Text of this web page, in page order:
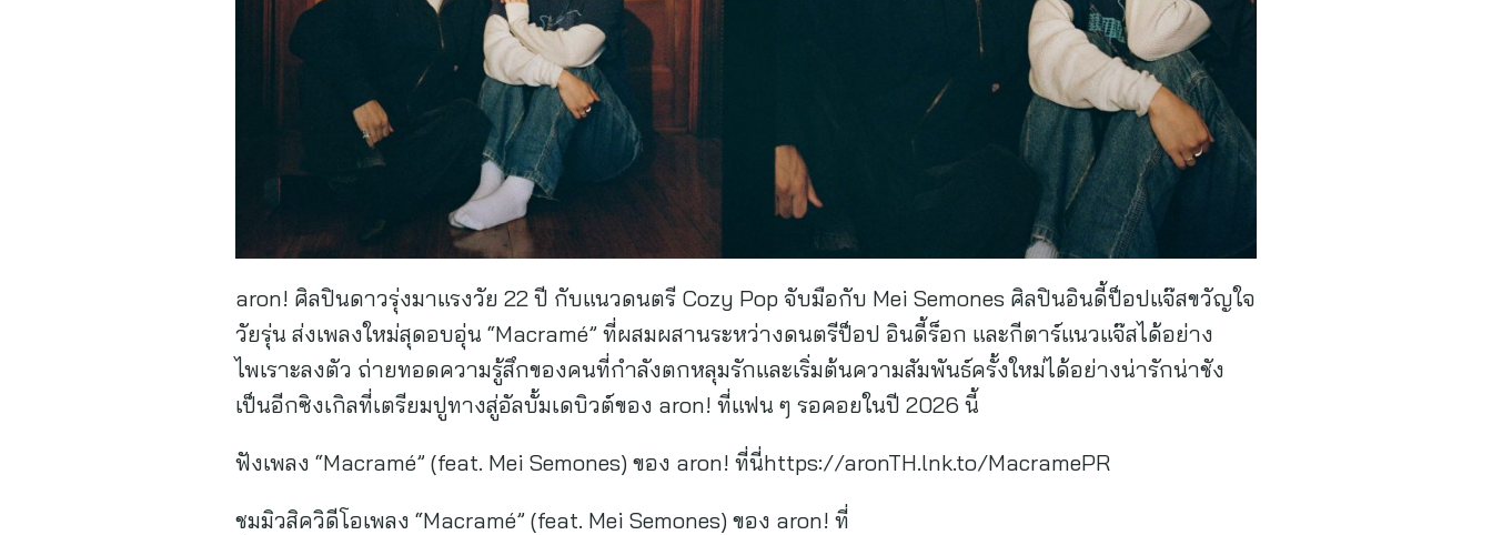
aron! ศิลปินดาวรุ่งมาแรงวัย 22 ปี กับแนวดนตรี Cozy Pop จับมือกับ Mei Semones ศิลปินอินดี้ป็อปแจ๊สขวัญใจ
วัยรุ่น ส่งเพลงใหม่สุดอบอุ่น “Macramé” ที่ผสมผสานระหว่างดนตรีป็อป อินดี้ร็อก และกีตาร์แนวแจ๊สได้อย่าง
ไพเราะลงตัว ถ่ายทอดความรู้สึกของคนที่กำลังตกหลุมรักและเริ่มต้นความสัมพันธ์ครั้งใหม่ได้อย่างน่ารักน่าชัง
เป็นอีกซิงเกิลที่เตรียมปูทางสู่อัลบั้มเดบิวต์ของ aron! ที่แฟน ๆ รอคอยในปี 2026 นี้
ฟังเพลง “Macramé” (feat. Mei Semones) ของ aron! ที่นี่https://aronTH.lnk.to/MacramePR
ชมมิวสิควิดีโอเพลง “Macramé” (feat. Mei Semones) ของ aron! ที่